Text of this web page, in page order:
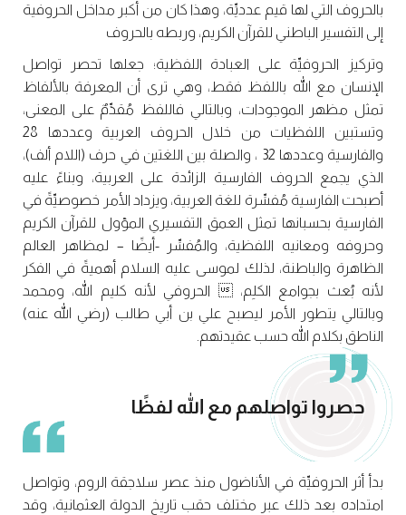
بالحروف التي لها قيم عدديِّة، وهذا كان من أكبر مداخل الحروفية
إلى التفسير الباطني للقرآن الكريم، وربطه بالحروف
وتركيز الحروفيِّة على العبادة اللفظية؛ جعلها تحصر تواصل
الإنسان مع الله باللفظ فقط، وهي ترى أن المعرفة بالألفاظ
تمثل مظهر الموجودات، وبالتالي فاللفظ مُقدِّمٌ على المعنى،
وتستبين اللفظيات من خلال الحروف العربية وعددها 28
والفارسية وعددها 32 ، والصلة بين اللغتين في حرف (اللام ألف)،
الذي يجمع الحروف الفارسية الزائدة على العربية، وبناءً عليه
أصبحت الفارسية مُفسِّرة للغة العربية، ويزداد الأمر خصوصيِّةً في
الفارسية بحسبانها تمثل العمق التفسيري المؤول للقرآن الكريم
وحروفه ومعانيه اللفظية، والمُفسِّر -أيضًا – لمظاهر العالم
الظاهرة والباطنة، لذلك لموسى عليه السلام أهميةً في الفكر
لأنه بُعث بجوامع الكلِم،  الحروفي لأنه كليم الله، ومحمد
وبالتالي يتطور الأمر ليصبح علي بن أبي طالب (رضي الله عنه)
الناطق بكلام الله حسب عقيدتهم.
حصروا تواصلهم مع الله لفظًا
بدأ أثر الحروفيِّة في الأناضول منذ عصر سلاجقة الروم، وتواصل
امتداده بعد ذلك عبر مختلف حقب تاريخ الدولة العثمانية، وقد